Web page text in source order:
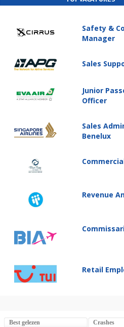
Safety &
Manager
Sales
Junior
Officer
Sales
Benelux
Revenue
Retail
Best gelezen Crashes